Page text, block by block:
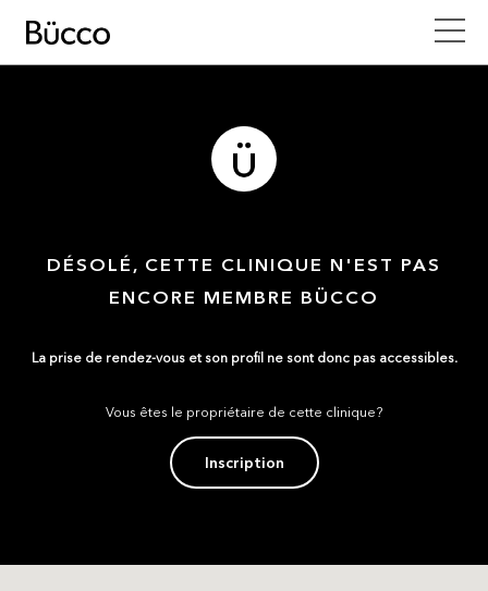
DÉSOLÉ, CETTE CLINIQUE N'EST PAS
ENCORE MEMBRE BÜCCO
La prise de rendez-vous et son profil ne sont donc pas accessibles.
Vous êtes le propriétaire de cette clinique?
Inscription